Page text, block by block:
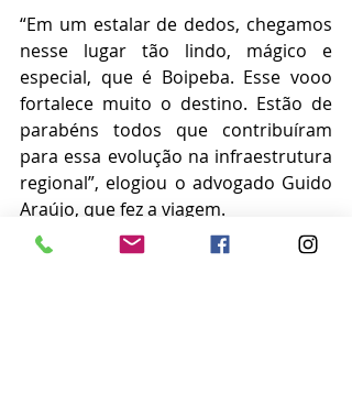
“Em um estalar de dedos, chegamos
nesse lugar tão lindo, mágico e
especial, que é Boipeba. Esse vooo
fortalece muito o destino. Estão de
parabéns todos que contribuíram
para essa evolução na infraestrutura
regional”, elogiou o advogado Guido
Araújo, que fez a viagem.
Os voos são oferecidos duas vezes